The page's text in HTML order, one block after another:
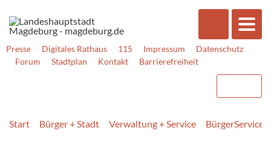
Presse Digitales Rathaus 115 Impressum
Datenschutz
Forum
Stadtplan Kontakt Barrierefreiheit
Start Bürger + Stadt Verwaltung + Service BürgerService